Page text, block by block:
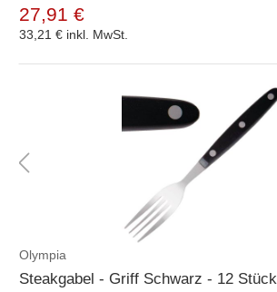
27,91 €
33,21 € inkl. MwSt.
Olympia
Steakgabel - Griff Schwarz - 12 Stück